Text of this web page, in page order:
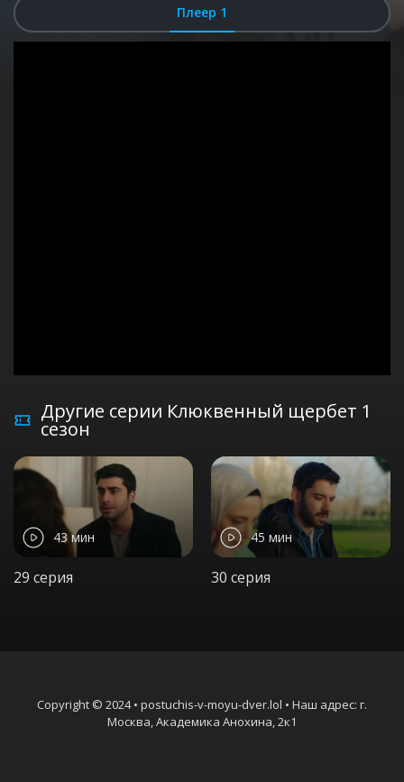
Плеер 1
Другие серии Клюквенный щербет 1
сезон
43 мин
29 серия
45 мин
30 серия
Copyright © 2024 • postuchis-v-moyu-dver.lol • Наш адрес: г.
Москва, Академика Анохина, 2к1